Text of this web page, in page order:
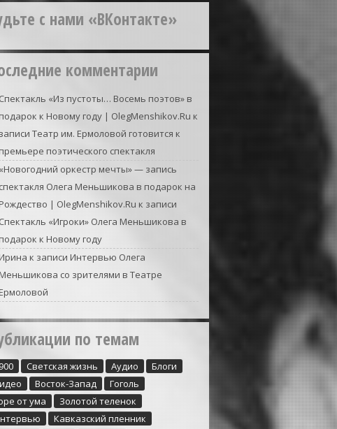
с нами «ВКонтакте»
комментарии
Спектакль «Из пустоты… Восемь поэтов» в
к Новому году | OlegMenshikov.Ru к
записи Театр им. Ермоловой готовится к
поэтического спектакля
«Новогодний оркестр мечты» — запись
Олега Меньшикова в подарок на
| OlegMenshikov.Ru к записи
Спектакль «Игроки» Олега Меньшикова в
к Новому году
к записи Интервью Олега
со зрителями в Театре
по темам
Cветская жизнь Аудио
Блоги
Восток-Запад
Гоголь
от ума
Золотой теленок
Кавказский пленник